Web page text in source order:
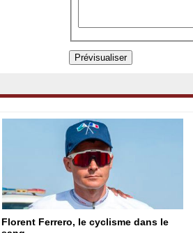
Florent Ferrero, le cyclisme dans le